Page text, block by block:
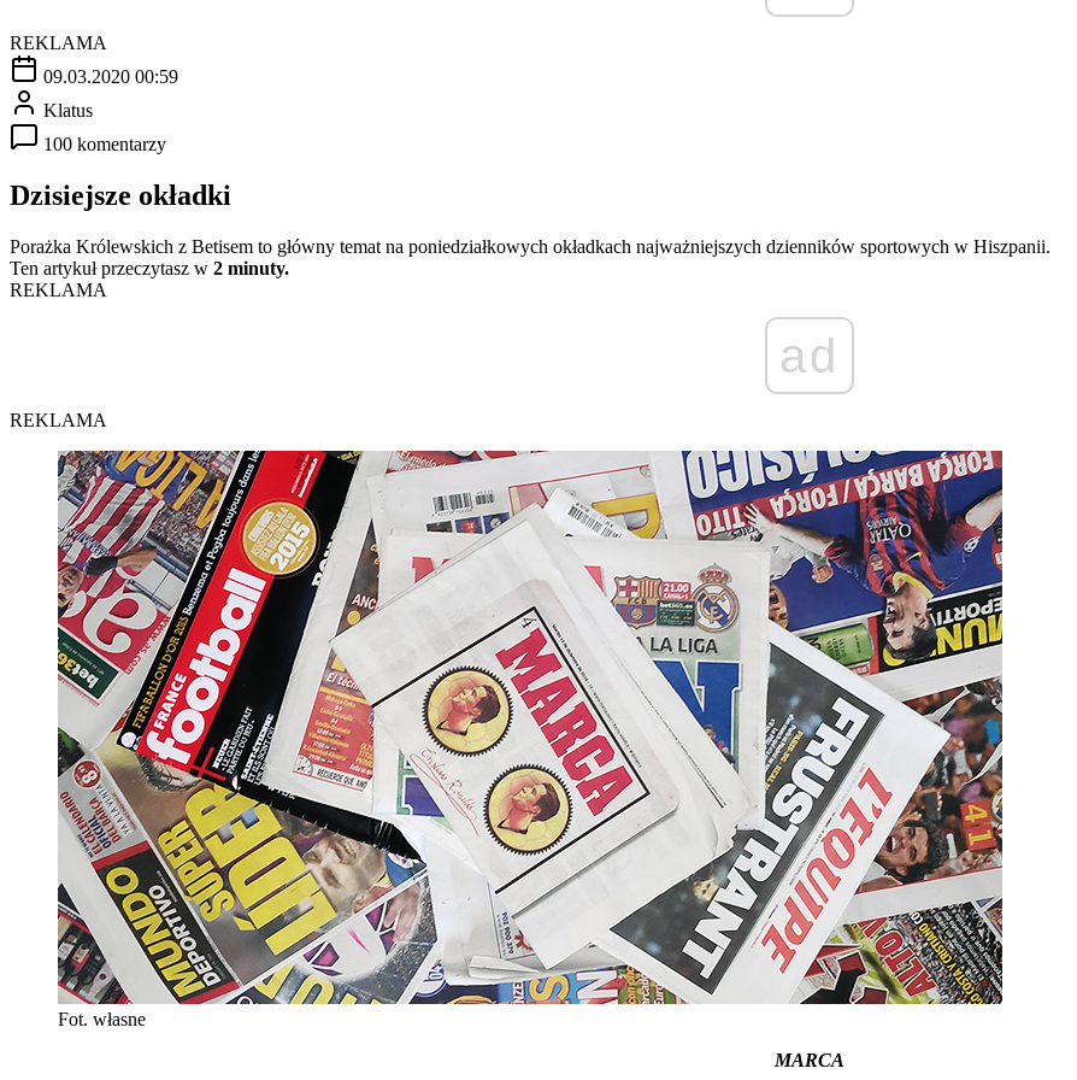
REKLAMA
09.03.2020 00:59
Klatus
100 komentarzy
Dzisiejsze okładki
Porażka Królewskich z Betisem to główny temat na poniedziałkowych okładkach najważniejszych dzienników sportowych w Hiszpanii.
Ten artykuł przeczytasz w 2 minuty.
REKLAMA
ad
REKLAMA
Fot. własne
MARCA